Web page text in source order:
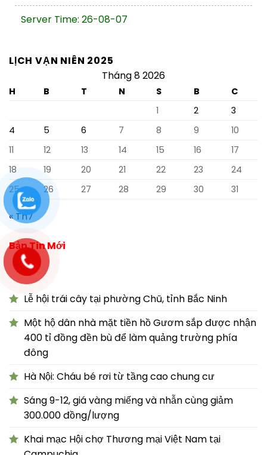
Server Time: 26-08-07
LỊCH VẠN NIÊN 2025
Tháng 8 2026
H B T N S B
C
1
2
3
4
5 6 7 8 9
10
11
12 13 14 15 16
17
18
19 20 21 22 23
24
25
26 27 28 29 30 31
« Th7
Bản Tin Mới
Lễ hội trái cây tại phường Chũ, tỉnh Bắc Ninh
Một hộ dân nhà mặt tiền hồ Gươm sắp được nhận
400 tỉ đồng đền bù để làm quảng trường phía
đông
Hà Nội: Cháu bé rơi từ tầng cao chung cư
Sáng 9-12, giá vàng miếng và nhẫn cùng giảm
300.000 đồng/lượng
Khai mạc Hội chợ Thương mại Việt Nam tại